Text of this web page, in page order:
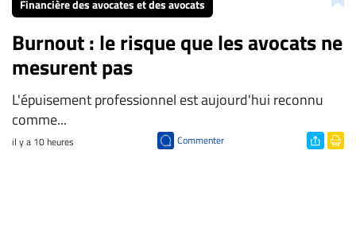
Financière des avocates et des avocats
Burnout : le risque que les avocats ne
mesurent pas
L'épuisement professionnel est aujourd'hui reconnu
comme...
il y a 10 heures Commenter